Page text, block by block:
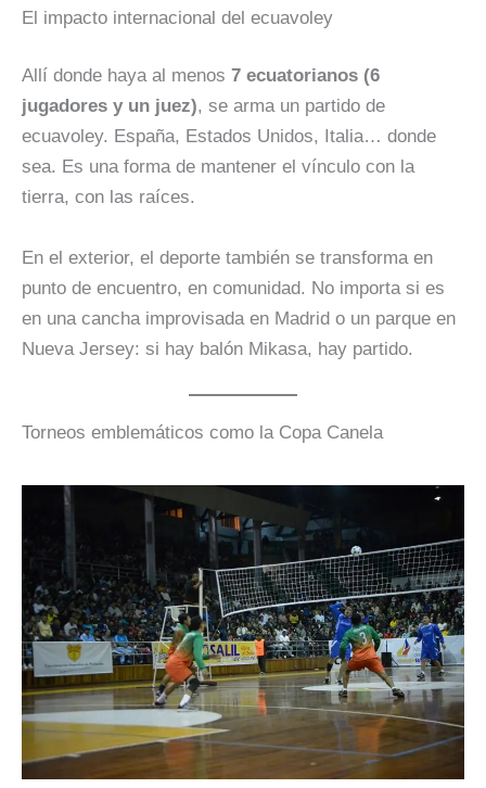
El impacto internacional del ecuavoley
Allí donde haya al menos 7 ecuatorianos (6
jugadores y un juez), se arma un partido de
ecuavoley. España, Estados Unidos, Italia… donde
sea. Es una forma de mantener el vínculo con la
tierra, con las raíces.
En el exterior, el deporte también se transforma en
punto de encuentro, en comunidad. No importa si es
en una cancha improvisada en Madrid o un parque en
Nueva Jersey: si hay balón Mikasa, hay partido.
Torneos emblemáticos como la Copa Canela